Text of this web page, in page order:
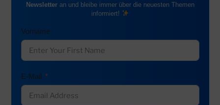
Newsletteran und bleibe immer über die neuesten Themen
informiert!
Vorname
E-Mail